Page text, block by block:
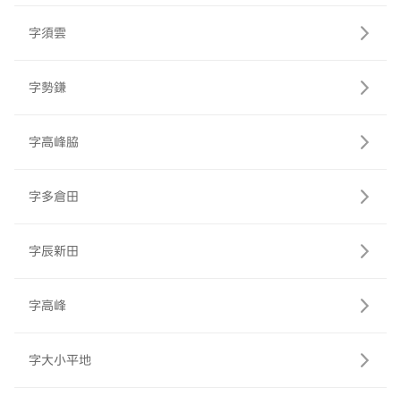
字須雲
字勢鎌
字高峰脇
字多倉田
字辰新田
字高峰
字大小平地